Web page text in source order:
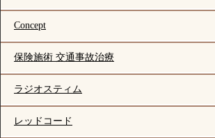
Concept
保険施術 交通事故治療
ラジオスティム
レッドコード